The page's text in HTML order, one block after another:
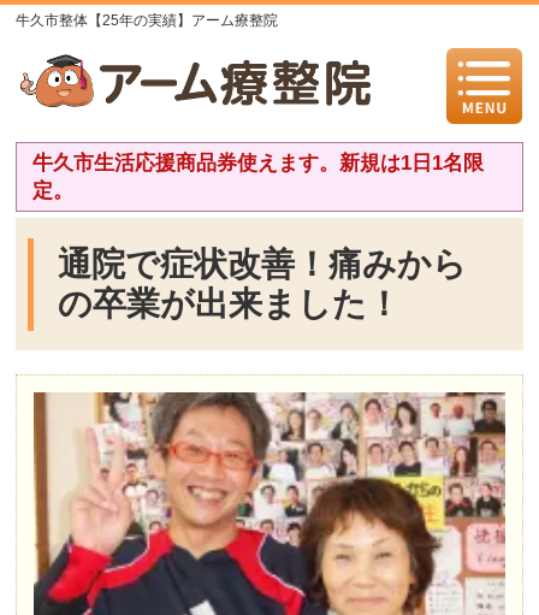
牛久市整体【25年の実績】アーム療整院
牛久市生活応援商品券使えます。新規は1日1名限
定。
通院で症状改善！痛みから
の卒業が出来ました！